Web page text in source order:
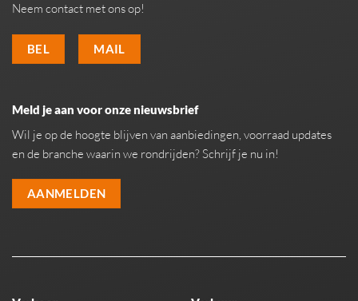
Neem contact met ons op!
BEL MAIL
Meld je aan voor onze nieuwsbrief
Wil je op de hoogte blijven van aanbiedingen, voorraad updates
en de branche waarin we rondrijden? Schrijf je nu in!
AANMELDEN